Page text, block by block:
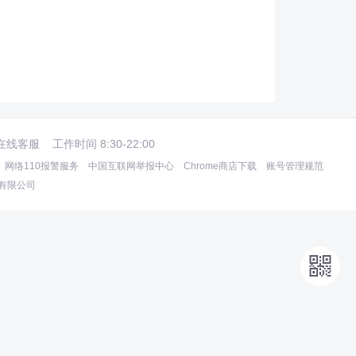

线客服 工作时间 8:30-22:00
网络110报警服务 中国互联网举报中心 Chrome商店下载
账号管理规范
限公司